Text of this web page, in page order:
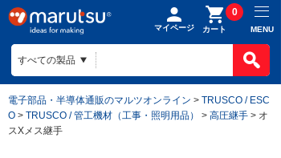
マイページ カート
0
MENU
電子部品・半導体通販のマルツオンライン > TRUSCO / ESC
O > TRUSCO / 管工機材（工事・照明用品） > 高圧継手 > オ
スXメス継手